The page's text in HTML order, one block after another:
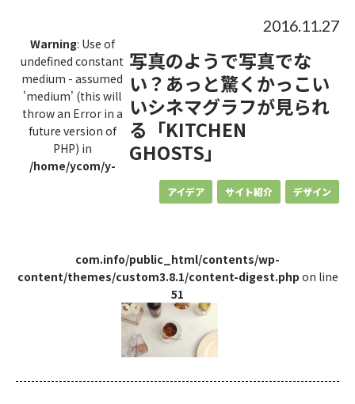
2016.11.27
写真のようで写真でな
い？あっと驚くかっこい
いシネマグラフが見られ
る「KITCHEN
GHOSTS」
アイデア サイト紹介 デザイン
Warning: Use of
undefined constant
medium - assumed
'medium' (this will
throw an Error in a
future version of
PHP) in
/home/ycom/y-
com.info/public_html/contents/wp-
content/themes/custom3.8.1/content-digest.php on line
51